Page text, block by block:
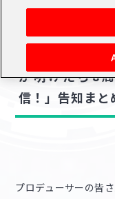
アイドルマ
活動履歴
閲覧履歴・購入履歴
マイスケジュー
ゲーム
2022.07.17
【SideM】「
が明けたら8
信！」告知まと
プロデューサーの皆